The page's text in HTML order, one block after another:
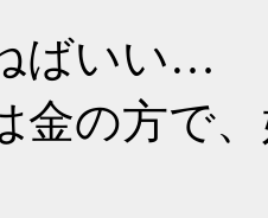
ばいい…
金の方で